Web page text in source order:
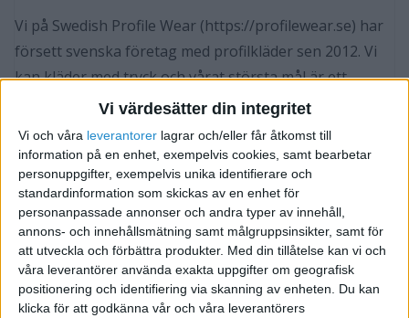
Vi värdesätter din integritet
Vi och våra leverantorer lagrar och/eller får åtkomst till
information på en enhet, exempelvis cookies, samt bearbetar
personuppgifter, exempelvis unika identifierare och
standardinformation som skickas av en enhet för
personanpassade annonser och andra typer av innehåll,
annons- och innehållsmätning samt målgruppsinsikter, samt för
att utveckla och förbättra produkter. Med din tillåtelse kan vi och
våra leverantörer använda exakta uppgifter om geografisk
positionering och identifiering via skanning av enheten. Du kan
klicka för att godkänna vår och våra leverantörers
Vi på Swedish Profile Wear (https://profilewear.se) har
försett svenska företag med profilkläder sen 2012. Vi
kan kläder med tryck och vårat största mål är ett
erbjuda bästa kundservice och ett optimalt slutresultat
när det gäller profilering av era arbetskläder,
dessutom satsar vi stort på hållbar utveckling med
miljövänliga alternativ såsom ekologiska kläder bland
annat, miljövänliga tryck och effektiv logistik.
AFFÄRER
Söker återförsäljare
Söker nya kunder och utför uppdrag